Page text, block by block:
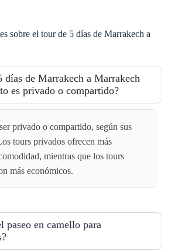
sobre el tour de 5 días de Marrakech a
días de Marrakech a Marrakech
es privado o compartido?
privado o compartido, según sus
tours privados ofrecen más
mientras que los tours
más económicos.
paseo en camello para